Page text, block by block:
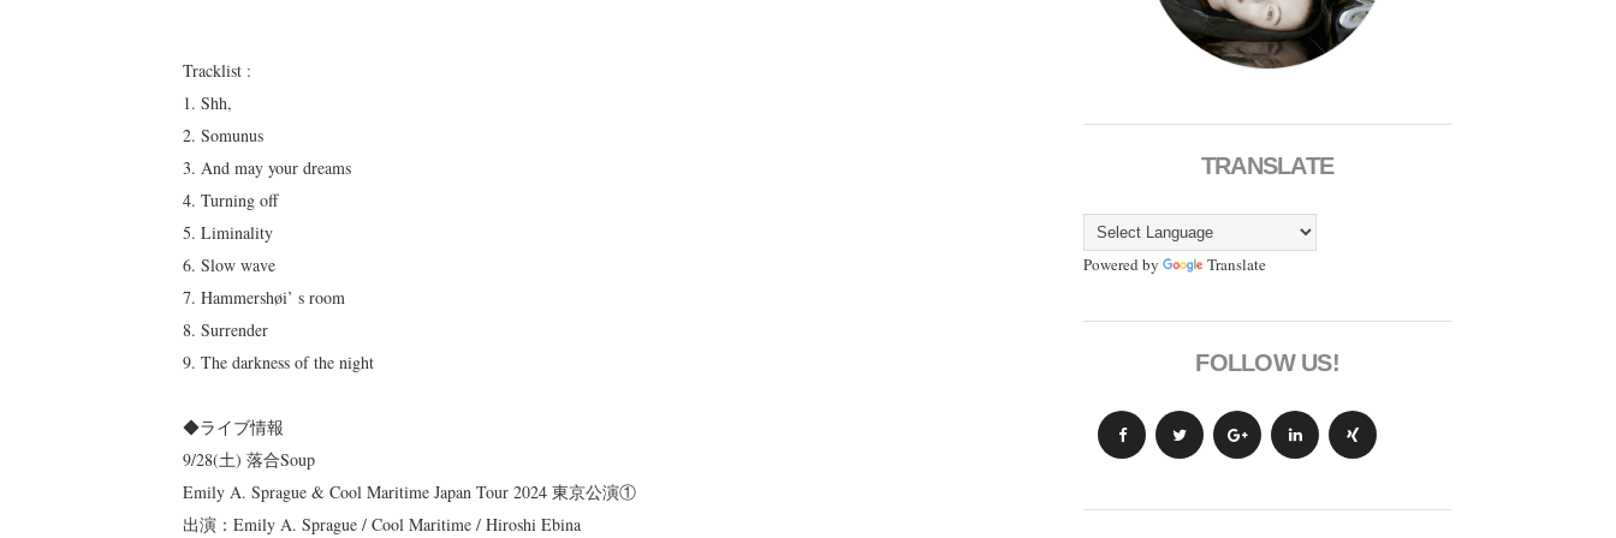
Tracklist :
1. Shh,
2. Somunus
3. And may your dreams
4. Turning off
5. Liminality
6. Slow wave
7. Hammershøi’ s room
8. Surrender
9. The darkness of the night
◆ライブ情報
9/28(土) 落合Soup
Emily A. Sprague & Cool Maritime Japan Tour 2024 東京公演①
出演：Emily A. Sprague / Cool Maritime / Hiroshi Ebina
TRANSLATE
Powered by Translate
FOLLOW US!